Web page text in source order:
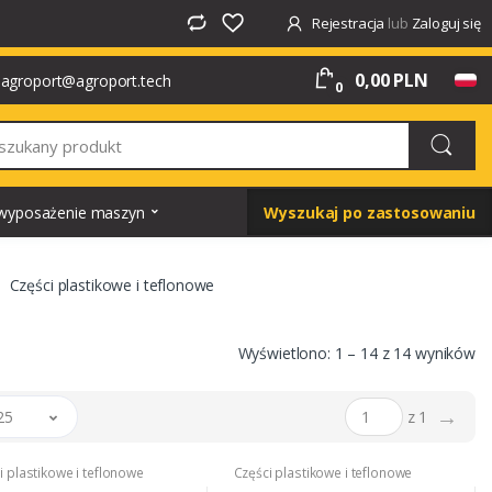
Rejestracja lub Zaloguj się
agroport@agroport.tech 0 0,00 PLN
maszyn Wyszukaj po zastosowaniu
Części plastikowe i teflonowe
Wyświetlono: 1 – 14 z 14 wyników
z 1 →
plastikowe i teflonowe Części plastikowe i teflonowe